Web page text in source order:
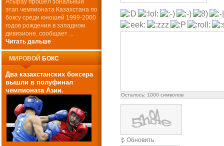
Осталось: 1000 символов
Обновить
этап чемпионата Казахстана по
боксу среди юношей 1999-2000
годов рождения в западном
дивизионе, сообщает ...
Читать дальше
МИРОВОЙ БОКС
Два казахстанских боксера
вышли в полуфинал
чемпионата Азии.